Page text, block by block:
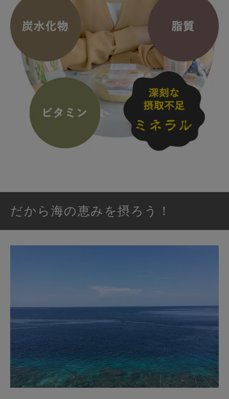
だから海の恵みを摂ろう！